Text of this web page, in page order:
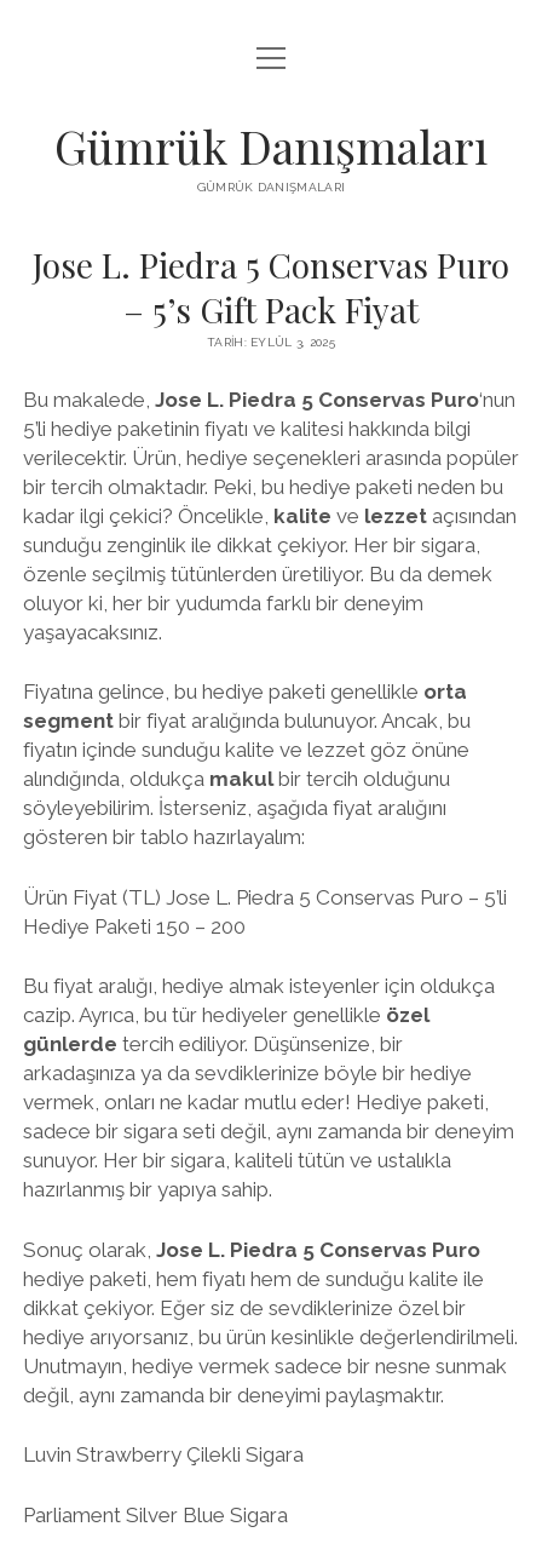
IGTV BEĞENI HILESI PARASIZ
menüyü
aç
Gümrük Danışmaları
GÜMRÜK DANIŞMALARI
Jose L. Piedra 5 Conservas Puro
– 5’s Gift Pack Fiyat
TARIH: EYLÜL 3, 2025
Bu makalede, Jose L. Piedra 5 Conservas Puro‘nun
5’li hediye paketinin fiyatı ve kalitesi hakkında bilgi
verilecektir. Ürün, hediye seçenekleri arasında popüler
bir tercih olmaktadır. Peki, bu hediye paketi neden bu
kadar ilgi çekici? Öncelikle, kalite ve lezzetaçısından
sunduğu zenginlik ile dikkat çekiyor. Her bir sigara,
özenle seçilmiş tütünlerden üretiliyor. Bu da demek
oluyor ki, her bir yudumda farklı bir deneyim
yaşayacaksınız.
Fiyatına gelince, bu hediye paketi genellikle orta
segmentbir fiyat aralığında bulunuyor. Ancak, bu
fiyatın içinde sunduğu kalite ve lezzet göz önüne
alındığında, oldukça makulbir tercih olduğunu
söyleyebilirim. İsterseniz, aşağıda fiyat aralığını
gösteren bir tablo hazırlayalım:
Ürün Fiyat (TL) Jose L. Piedra 5 Conservas Puro – 5’li
Hediye Paketi 150 – 200
Bu fiyat aralığı, hediye almak isteyenler için oldukça
cazip. Ayrıca, bu tür hediyeler genellikle özel
günlerde tercih ediliyor. Düşünsenize, bir
arkadaşınıza ya da sevdiklerinize böyle bir hediye
vermek, onları ne kadar mutlu eder! Hediye paketi,
sadece bir sigara seti değil, aynı zamanda bir deneyim
sunuyor. Her bir sigara, kaliteli tütün ve ustalıkla
hazırlanmış bir yapıya sahip.
Sonuç olarak, Jose L. Piedra 5 Conservas Puro
hediye paketi, hem fiyatı hem de sunduğu kalite ile
dikkat çekiyor. Eğer siz de sevdiklerinize özel bir
hediye arıyorsanız, bu ürün kesinlikle değerlendirilmeli.
Unutmayın, hediye vermek sadece bir nesne sunmak
değil, aynı zamanda bir deneyimi paylaşmaktır.
Luvin Strawberry Çilekli Sigara
Parliament Silver Blue Sigara